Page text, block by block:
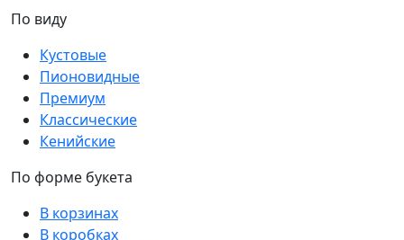
По виду
Кустовые
Пионовидные
Премиум
Классические
Кенийские
По форме букета
В корзинах
В коробках